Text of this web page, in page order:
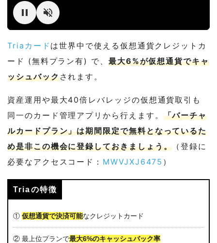
Triaカード は世界中で使える仮想通貨クレジットカ
ード (無料プラン有) で、 最大6%が仮想通貨でキャ
ッシュバックされます。
資産運用や最大40倍レバレッジの仮想通貨取引も
同一のカード管理アプリから行えます。 「バーチャ
ルカードプラン」は期間限定で無料となっているた
め是非この機会に登録しておきましょう。 （登録に
必要なアクセスコード： MWVJXJ6475 ）
Triaの特徴
① 仮想通貨で決済可能なクレジットカード
② 最上位プランで最大6%のキャッシュバック率